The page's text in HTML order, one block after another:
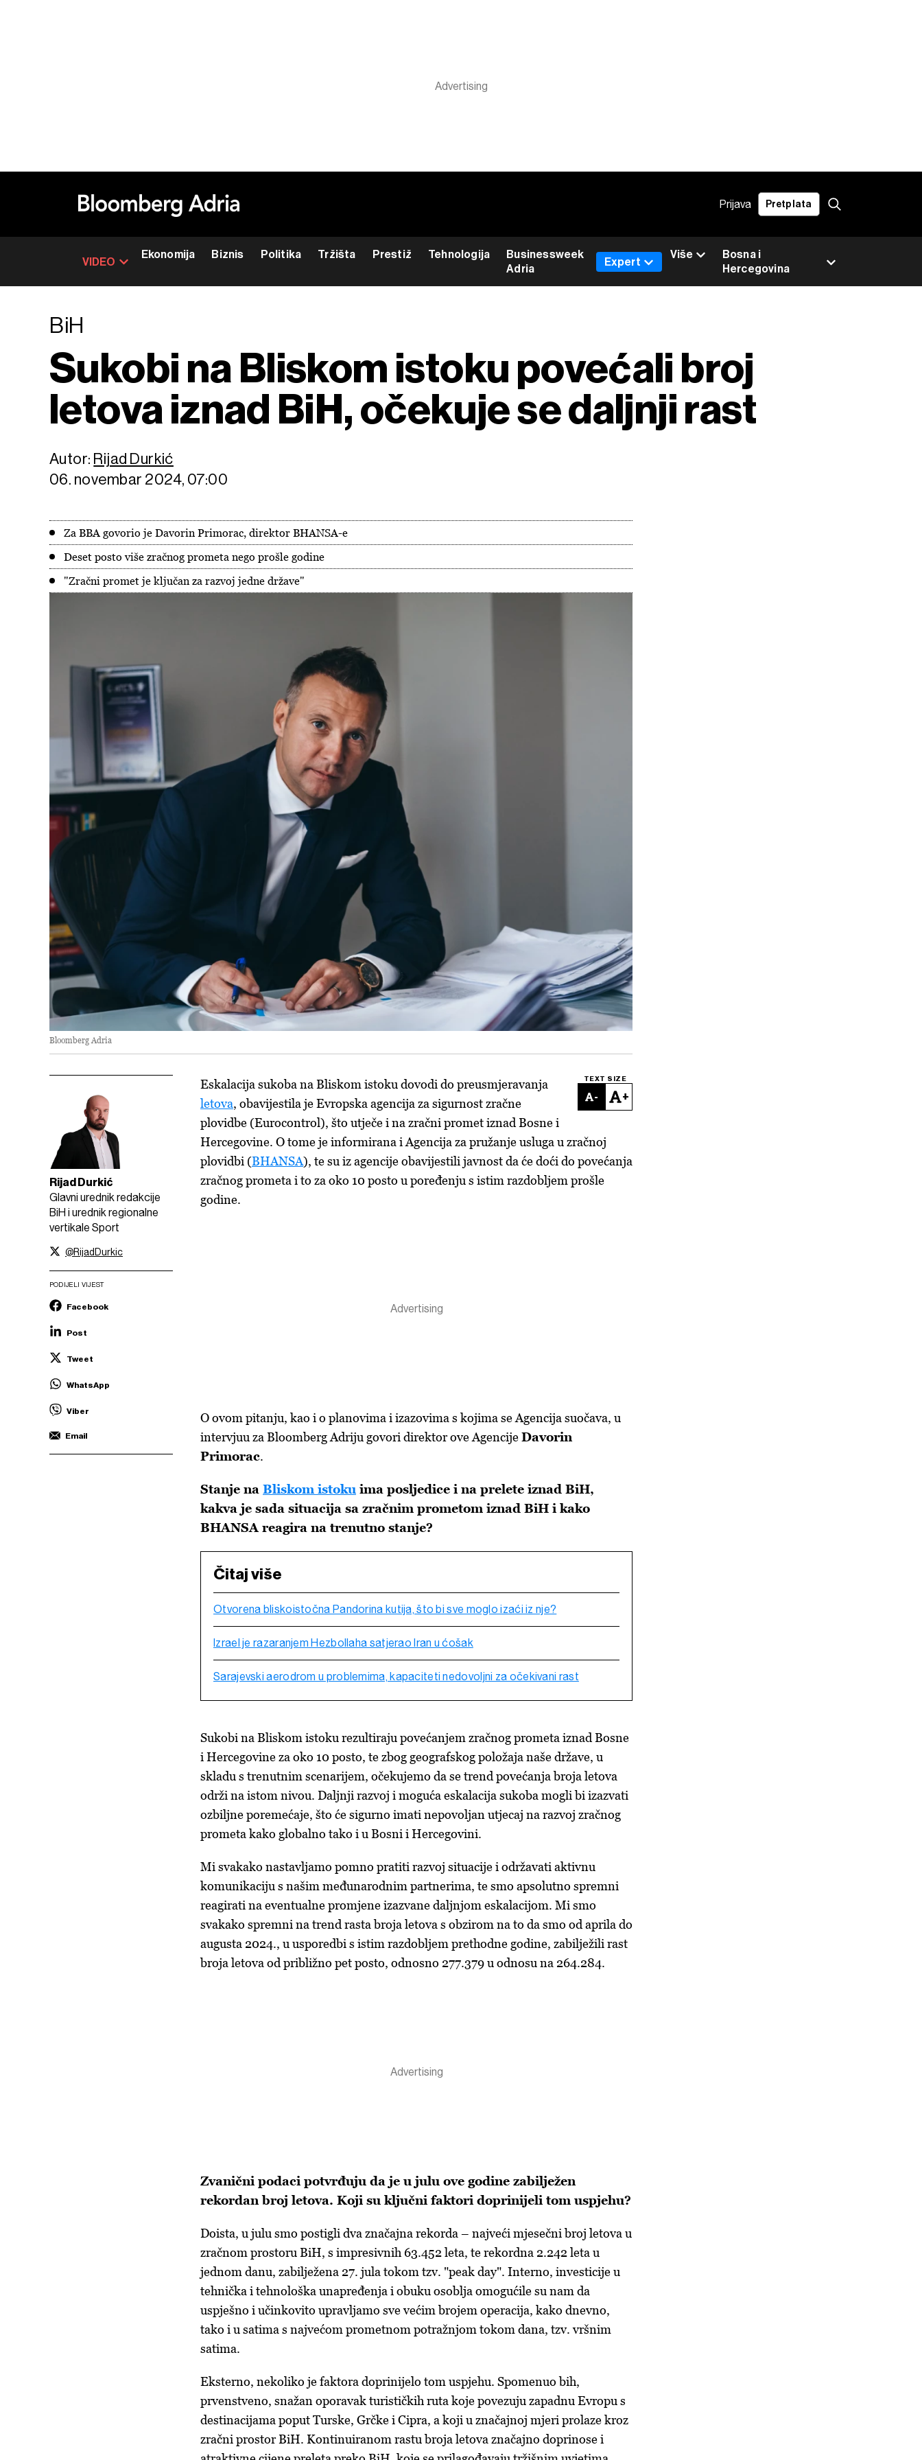
Prijava Pretplata
VIDEO
Ekonomija Biznis Politika Tržišta Prestiž Tehnologija
Businessweek
Adria
Bosna i
Hercegovina
Expert
Više
BiH
Sukobi na Bliskom istoku povećali broj
letova iznad BiH, očekuje se daljnji rast
Autor: Rijad Durkić
06. novembar 2024, 07:00
Za BBA govorio je Davorin Primorac, direktor BHANSA-e
Deset posto više zračnog prometa nego prošle godine
"Zračni promet je ključan za razvoj jedne države"
Bloomberg Adria
Rijad Durkić
Glavni urednik redakcije
BiH i urednik regionalne
vertikale Sport
@RijadDurkic
PODIJELI VIJEST
Facebook
Post
Tweet
WhatsApp
Viber
Email
TEXT SIZE
- +
Eskalacija sukoba na Bliskom istoku dovodi do preusmjeravanja
letova, obavijestila je Evropska agencija za sigurnost zračne
plovidbe (Eurocontrol), što utječe i na zračni promet iznad Bosne i
Hercegovine. O tome je informirana i Agencija za pružanje usluga u zračnoj
plovidbi (BHANSA), te su iz agencije obavijestili javnost da će doći do povećanja
zračnog prometa i to za oko 10 posto u poređenju s istim razdobljem prošle
godine.
O ovom pitanju, kao i o planovima i izazovima s kojima se Agencija suočava, u
intervjuu za Bloomberg Adriju govori direktor ove AgencijeDavorin
Primorac.
Stanje na Bliskom istoku ima posljedice i na prelete iznad BiH,
kakva je sada situacija sa zračnim prometom iznad BiH i kako
BHANSA reagira na trenutno stanje?
Čitaj više
Otvorena bliskoistočna Pandorina kutija, što bi sve moglo izaći iz nje?
Izrael je razaranjem Hezbollaha satjerao Iran u ćošak
Sarajevski aerodrom u problemima, kapaciteti nedovoljni za očekivani rast
Sukobi na Bliskom istoku rezultiraju povećanjem zračnog prometa iznad Bosne
i Hercegovine za oko 10 posto, te zbog geografskog položaja naše države, u
skladu s trenutnim scenarijem, očekujemo da se trend povećanja broja letova
održi na istom nivou. Daljnji razvoj i moguća eskalacija sukoba mogli bi izazvati
ozbiljne poremećaje, što će sigurno imati nepovoljan utjecaj na razvoj zračnog
prometa kako globalno tako i u Bosni i Hercegovini.
Mi svakako nastavljamo pomno pratiti razvoj situacije i održavati aktivnu
komunikaciju s našim međunarodnim partnerima, te smo apsolutno spremni
reagirati na eventualne promjene izazvane daljnjom eskalacijom. Mi smo
svakako spremni na trend rasta broja letova s obzirom na to da smo od aprila do
augusta 2024., u usporedbi s istim razdobljem prethodne godine, zabilježili rast
broja letova od približno pet posto, odnosno 277.379 u odnosu na 264.284.
Zvanični podaci potvrđuju da je u julu ove godine zabilježen
rekordan broj letova. Koji su ključni faktori doprinijeli tom uspjehu?
Doista, u julu smo postigli dva značajna rekorda – najveći mjesečni broj letova u
zračnom prostoru BiH, s impresivnih 63.452 leta, te rekordna 2.242 leta u
jednom danu, zabilježena 27. jula tokom tzv. "peak day". Interno, investicije u
tehnička i tehnološka unapređenja i obuku osoblja omogućile su nam da
uspješno i učinkovito upravljamo sve većim brojem operacija, kako dnevno,
tako i u satima s najvećom prometnom potražnjom tokom dana, tzv. vršnim
satima.
Eksterno, nekoliko je faktora doprinijelo tom uspjehu. Spomenuo bih,
prvenstveno, snažan oporavak turističkih ruta koje povezuju zapadnu Evropu s
destinacijama poput Turske, Grčke i Cipra, a koji u značajnoj mjeri prolaze kroz
zračni prostor BiH. Kontinuiranom rastu broja letova značajno doprinose i